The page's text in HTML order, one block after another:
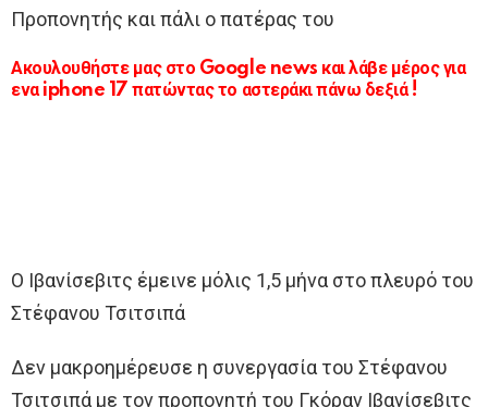
Προπονητής και πάλι ο πατέρας του
Ακουλουθήστε μας στο Google news και λάβε μέρος για
ενα iphone 17 πατώντας το αστεράκι πάνω δεξιά !
Ο Ιβανίσεβιτς έμεινε μόλις 1,5 μήνα στο πλευρό του
Στέφανου Τσιτσιπά
Δεν μακροημέρευσε η συνεργασία του Στέφανου
Τσιτσιπά με τον προπονητή του Γκόραν Ιβανίσεβιτς